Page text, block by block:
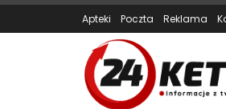
Apteki Poczta Reklama